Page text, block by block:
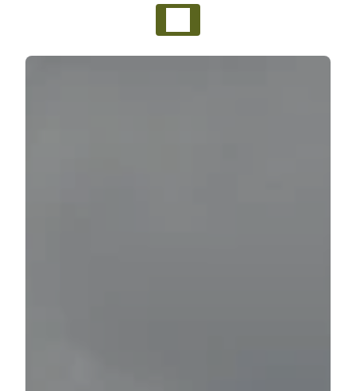
Panneau de gestion des cookies